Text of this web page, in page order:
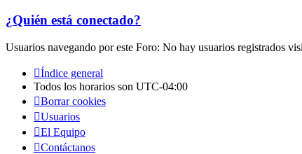
¿Quién está conectado?
Usuarios navegando por este Foro: No hay usuarios registrados
Índice general
Todos los horarios son UTC-04:00
Borrar cookies
Usuarios
El Equipo
Contáctanos